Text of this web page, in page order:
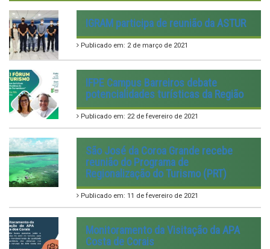
IGRAM participa de reunião da ASTUR
Publicado em: 2 de março de 2021
IFPE Campus Barreiros debate
potencialidades turísticas da Região
Publicado em: 22 de fevereiro de 2021
São José da Coroa Grande recebe
reunião do Programa de
Regionalização do Turismo (PRT)
Publicado em: 11 de fevereiro de 2021
Monitoramento da Visitação da APA
Costa de Corais